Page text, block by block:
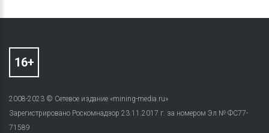
2008-2023 © Сетевое издание «mining-media.ru»
Зарегистрировано Роскомнадзор 23.11.2017 г. за номером Эл № ФС77-
71589